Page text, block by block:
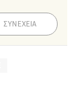
ΣΥΝΕΧΕΙΑ